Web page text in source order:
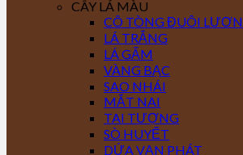
CÂY LÁ MÀU
CÔ TÒNG ĐUÔI LƯƠN
LÁ TRẮNG
LÁ GẤM
VÀNG BẠC
SAO NHÁI
MẮT NAI
TAI TƯỢNG
SÒ HUYẾT
DỨA VẠN PHÁT